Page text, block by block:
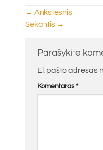
← Ankstesnis
Sekantis →
Parašykite
El. pašto adresas
Komentaras *